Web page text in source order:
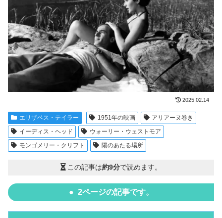
2025.02.14
エリザベス・テイラー 1951年の映画
アリアーヌ巻き
イーディス・ヘッド
ウォーリー・ウェストモア
モンゴメリー・クリフト
陽のあたる場所
この記事は約9分で読めます。
2ページの記事です。